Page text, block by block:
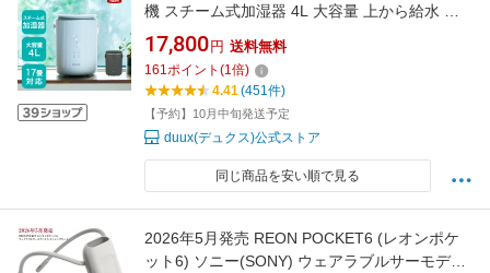
機 スチーム式加湿器 4L 大容量 上から給水 上
から注ぐ お手入れ簡単 上部給水加湿器 スチー
ム加湿器 スチーム加湿機 大容量加湿器 部屋の
乾燥 コンパクト加湿器 洗いやすい おしゃれ デ
ュクス Dawn DXHU40JP(GY) DXHU41JP(WT)
17,800 円 送料無料
161 ポイント (1 倍)
4.41 (451件)
【予約】10月中旬発送予定
duux(デュクス)公式ストア
同じ商品を安い順で見る
2026年5月発売 REON POCKET6 (レオンポケ
ット6) ソニー(SONY) ウェアラブルサーモデバ